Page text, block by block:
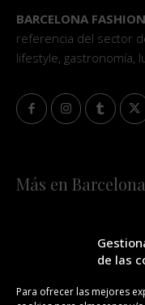
de las
Para ofrecer las mejores
BARCELONA
referencia del sector
lifestyle, gastronomía,
Más en
¡SUSCRÍBETE A